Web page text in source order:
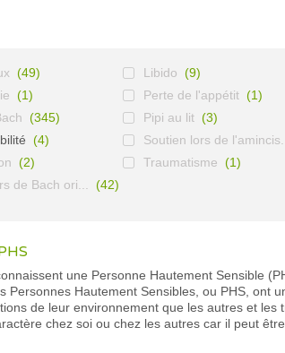
(49)
(1)
(345)
(4)
(2)
de Bach ori...
(42)
Libido (9)
Perte de l'appétit (1)
Pipi au lit (3)
Soutien lors de l'amincis...
Traumatisme (1)
une Personne Hautement Sensible
Personnes Hautement Sensibles, ou PHS, ont
de leur environnement que les autres et
chez soi ou chez les autres car il peut